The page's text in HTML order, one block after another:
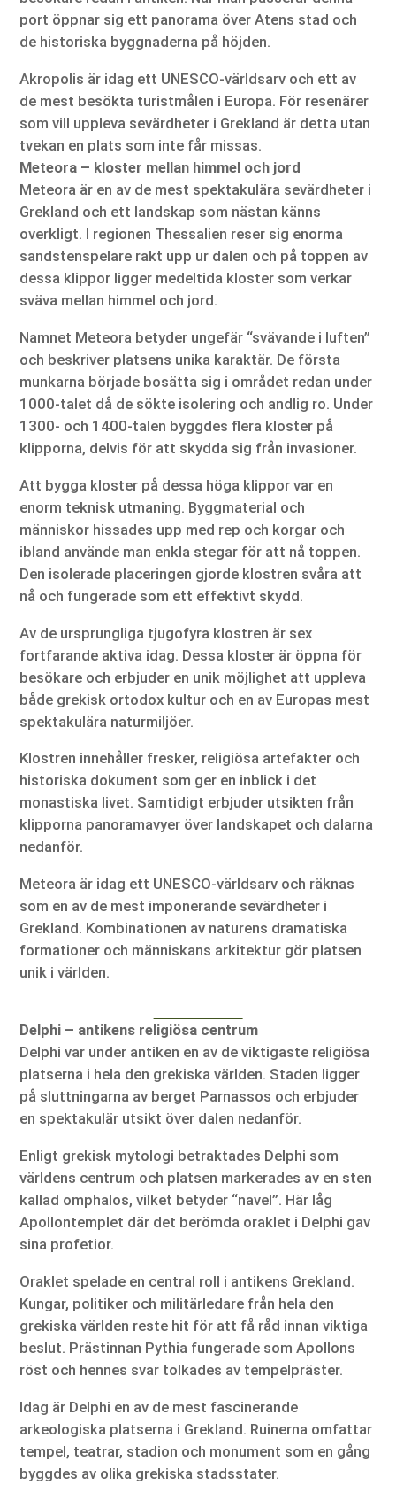
port öppnar sig ett panorama över Atens stad och
de historiska byggnaderna på höjden.
Akropolis är idag ett UNESCO-världsarv och ett av
de mest besökta turistmålen i Europa. För resenärer
som vill uppleva sevärdheter i Grekland är detta utan
tvekan en plats som inte får missas.
Meteora – kloster mellan himmel och jord
Meteora är en av de mest spektakulära sevärdheter i
Grekland och ett landskap som nästan känns
overkligt. I regionen Thessalien reser sig enorma
sandstenspelare rakt upp ur dalen och på toppen av
dessa klippor ligger medeltida kloster som verkar
sväva mellan himmel och jord.
Namnet Meteora betyder ungefär “svävande i luften”
och beskriver platsens unika karaktär. De första
munkarna började bosätta sig i området redan under
1000-talet då de sökte isolering och andlig ro. Under
1300- och 1400-talen byggdes flera kloster på
klipporna, delvis för att skydda sig från invasioner.
Att bygga kloster på dessa höga klippor var en
enorm teknisk utmaning. Byggmaterial och
människor hissades upp med rep och korgar och
ibland använde man enkla stegar för att nå toppen.
Den isolerade placeringen gjorde klostren svåra att
nå och fungerade som ett effektivt skydd.
Av de ursprungliga tjugofyra klostren är sex
fortfarande aktiva idag. Dessa kloster är öppna för
besökare och erbjuder en unik möjlighet att uppleva
både grekisk ortodox kultur och en av Europas mest
spektakulära naturmiljöer.
Klostren innehåller fresker, religiösa artefakter och
historiska dokument som ger en inblick i det
monastiska livet. Samtidigt erbjuder utsikten från
klipporna panoramavyer över landskapet och dalarna
nedanför.
Meteora är idag ett UNESCO-världsarv och räknas
som en av de mest imponerande sevärdheter i
Grekland. Kombinationen av naturens dramatiska
formationer och människans arkitektur gör platsen
unik i världen.
Delphi – antikens religiösa centrum
Delphi var under antiken en av de viktigaste religiösa
platserna i hela den grekiska världen. Staden ligger
på sluttningarna av berget Parnassos och erbjuder
en spektakulär utsikt över dalen nedanför.
Enligt grekisk mytologi betraktades Delphi som
världens centrum och platsen markerades av en sten
kallad omphalos, vilket betyder “navel”. Här låg
Apollontemplet där det berömda oraklet i Delphi gav
sina profetior.
Oraklet spelade en central roll i antikens Grekland.
Kungar, politiker och militärledare från hela den
grekiska världen reste hit för att få råd innan viktiga
beslut. Prästinnan Pythia fungerade som Apollons
röst och hennes svar tolkades av tempelpräster.
Idag är Delphi en av de mest fascinerande
arkeologiska platserna i Grekland. Ruinerna omfattar
tempel, teatrar, stadion och monument som en gång
byggdes av olika grekiska stadsstater.